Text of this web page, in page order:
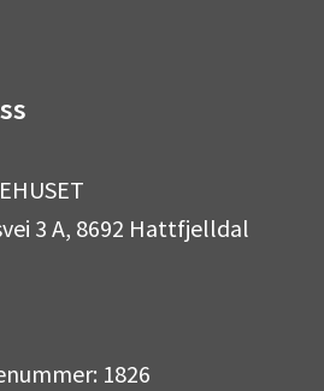
3 A, 8692 Hattfjelldal
1826